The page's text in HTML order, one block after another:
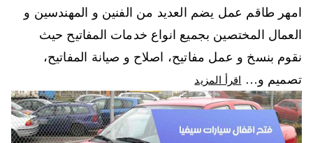
امهر طاقم عمل يضم العديد من الفنين و المهندسين و
العمال المختصين بجميع انواع خدمات المفاتيح حيث
نقوم بنسخ و عمل مفاتيح، اصلاح و صيانة المفاتيح،
تصميم و…
اقرأ المزيد